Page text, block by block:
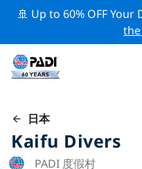
🚢 Up to 60% OFF
日本
Kaifu Divers
PADI 度假村